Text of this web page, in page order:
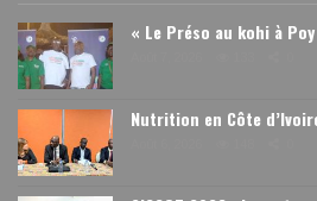
« Le Préso au kohi à
Nutrition en Côte